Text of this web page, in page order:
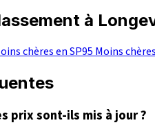
à
chères en SP95 Moins
prix sont-ils mis à jour ?